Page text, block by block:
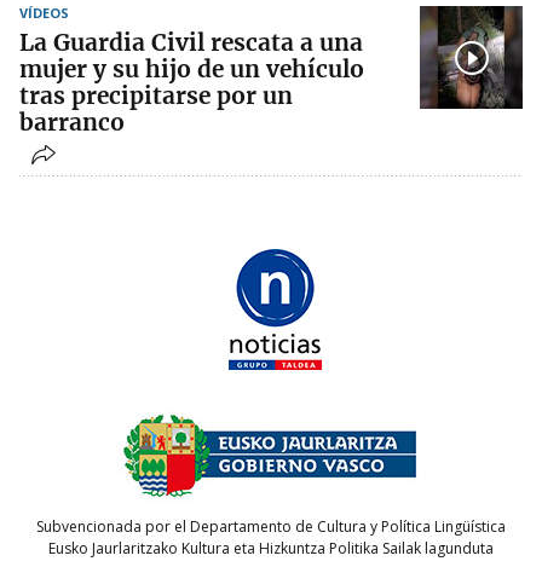
VÍDEOS
La Guardia Civil rescata a una
mujer y su hijo de un vehículo
tras precipitarse por un
barranco
Subvencionada por el Departamento de Cultura y Política Lingüística
Eusko Jaurlaritzako Kultura eta Hizkuntza Politika Sailak lagunduta